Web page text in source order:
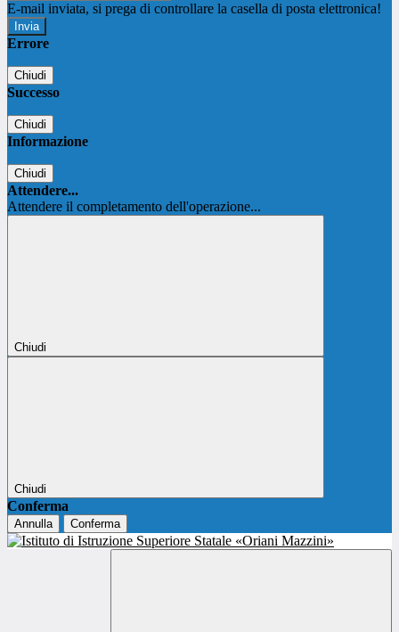
E-mail inviata, si prega di controllare la casella di posta elettronica!
Errore
Chiudi
Successo
Chiudi
Informazione
Chiudi
Attendere...
Attendere il completamento dell'operazione...
Chiudi
Chiudi
Conferma
Annulla Conferma